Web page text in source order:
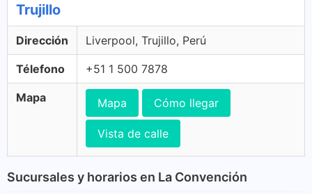
Trujillo
Dirección Liverpool, Trujillo, Perú
Télefono +51 1 500 7878
Mapa Mapa Cómo llegar
Vista de calle
Sucursales y horarios en La Convención